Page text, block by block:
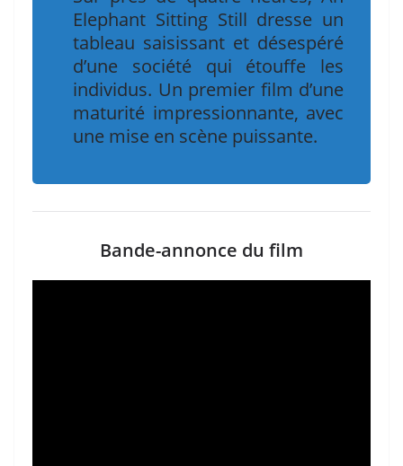
Elephant Sitting Still dresse un
tableau saisissant et désespéré
d’une société qui étouffe les
individus. Un premier film d’une
maturité impressionnante, avec
une mise en scène puissante.
Bande-annonce du film